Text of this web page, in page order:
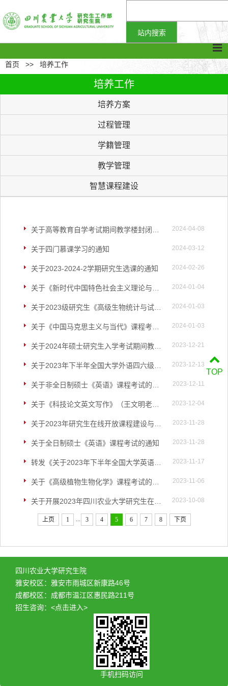
首页 >> 培养工作
培养工作
培养方案
过程管理
学籍管理
教学管理
智慧课程建设
2024-04-08
关于高等教育自学考试期间教学楼封闭及停课的通知
2024-03-12
关于四门慕课学习的通知
2024-02-26
关于2023-2024-2学期研究生选课的通知
2024-01-04
关于《新时代中国特色社会主义理论与实践》课程考试的通知
2024-01-03
关于2023级研究生《高级生物统计与试验设计(植物方向）》课程考试的通知
2024-01-03
关于《中国马克思主义与当代》课程考试通知
2023-12-21
关于2024年硕士研究生入学考试期间教学楼封闭及停课的通知
2023-12-13
关于2023年下半年全国大学外语四六级考试期间停课及考试注意事项的通知
2023-12-11
关于非全日制硕士《英语》课程考试的通知
2023-12-04
关于《科技论文英文写作》（王文明老师主讲）考试通知
2023-11-28
关于2023年研究生在线开放课程建设与案例库建设立项工作的通知
2023-11-28
关于全日制硕士《英语》课程考试的通知
2023-11-17
转发《关于2023年下半年全国大学英语四六级口语考试安排的通知》的通知
2023-11-06
关于《高级植物生物化学》课程考试的通知
2023-10-08
关于开展2023年四川农业大学研究生在线开放课程建设与案例库建设申报工作的通知
上页 1 3 4 5 6 7 8 下页
四川农业大学研究生院
雅安校区：雅安市雨城区新康路46号
成都校区：成都市温江区惠民路211号
招生咨询： <点击进入>
手机扫码访问
TOP